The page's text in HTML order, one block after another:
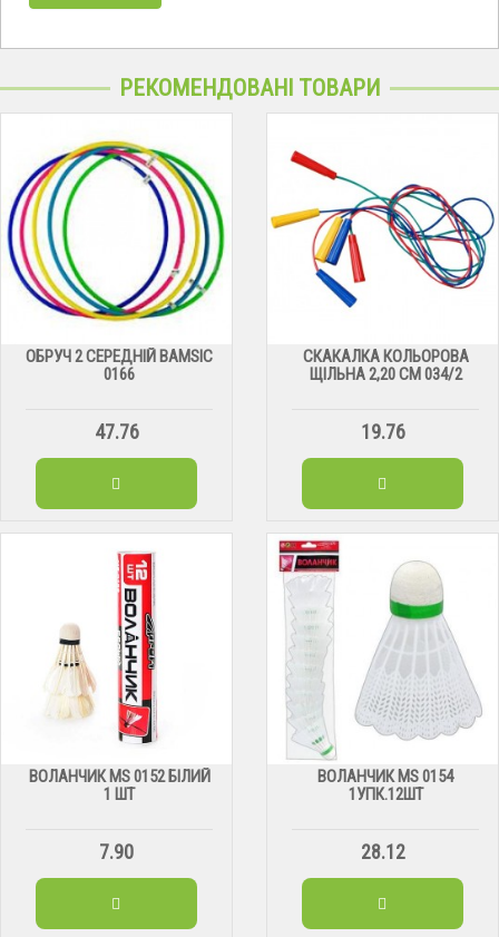
РЕКОМЕНДОВАНІ ТОВАРИ
ОБРУЧ 2 СЕРЕДНІЙ BAMSIC
0166
47.76
СКАКАЛКА КОЛЬОРОВА
ЩІЛЬНА 2,20 СМ 034/2
19.76
ВОЛАНЧИК MS 0152 БІЛИЙ
1 ШТ
7.90
ВОЛАНЧИК MS 0154
1УПК.12ШТ
28.12